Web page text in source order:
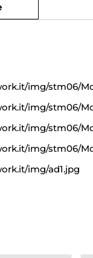
img/stm06/
img/stm06/
img/stm06/
img/stm06/
img/ad1.jpg